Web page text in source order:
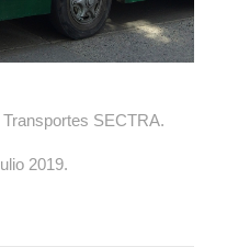
SECTRA.
2019.